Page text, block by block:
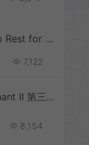
恶意不息 / No Rest for the Wicked 动作RPG游戏
7,122
遗迹2 / Remnant II 第三人称动作冒险游戏
8,154